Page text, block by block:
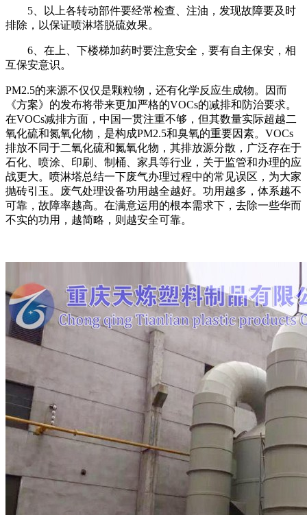
5、以上各转动部件要经常检查、注油，发现故障要及时
排除，以保证喷淋塔脱硫效果。
6、在上、下楼梯加药时要注意安全，要有自主保安，相
互保安意识。
PM2.5的来源不仅仅是颗粒物，还有化学反应生成物。因而
《方案》的发布将带来更加严格的VOCs的减排和防治要求。
在VOCs减排方面，中国一贯注重不够，但其数量实际超越二
氧化硫和氮氧化物，是构成PM2.5和臭氧的重要因素。VOCs
排放不同于二氧化硫和氮氧化物，其排放源分散，广泛存在于
石化、喷涂、印刷、制桶、家具等行业，关于监管和办理的应
战更大。喷淋塔总结一下废气办理过程中的常见误区，为大家
抛砖引玉。废气处理设备功用越全越好。功用越多，体系越不
可靠，故障率越高。在满意运用的根本需求下，去除一些华而
不实的功用，越简略，则越安全可靠。